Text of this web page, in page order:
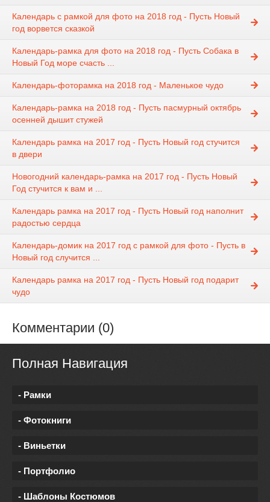
Календарь с рамкой для фото на 2018 год - Пусть Новый
год ворвется сказкой
Календарь-рамка для фото на 2018 год - Пусть Собака в
Новый Год море счасть ...
Календарь-фоторамка на 2018 год - Маленькое чудо
Календарь-рамка на 2018 год - Пусть пасмурный октябрь
осенней дышит стужей
Календарь рамка на 2017 год - Пусть Новый год стучится
в двери
Новогодний календарь-рамка на 2017 год - Пусть Новый
Год стучится к вам и ...
Календарь рамка на 2017 год - Пусть Новый год наполнит
радостью сердца
Календарь-домик на 2017 год с рамкой для фото - Пусть в
Новый год случится ...
Календарь рамка на 2017 год - Пусть Новый год подарит
чудо
Комментарии (0)
Полная Навигация
- Рамки
- Фотокниги
- Виньетки
- Портфолио
- Шаблоны Костюмов